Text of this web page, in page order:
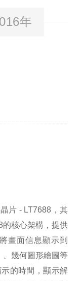
年
片 - LT7688，其
的核心架構，提供
畫面信息顯示到
、幾何圖形繪圖等
的時間，顯示解